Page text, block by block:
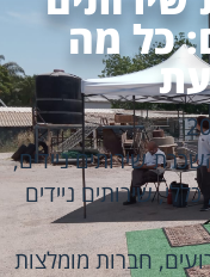
כל מה
שירותים ניידים,
כללי,שירותים ניידים
,חברות מומלצות